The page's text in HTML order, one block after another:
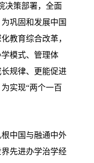
决策部署，全面
巩固和发展中国
教育综合改革，
模式、管理体
规律、更能促进
实现“两个一百
中国与融通中外
先进办学治学经